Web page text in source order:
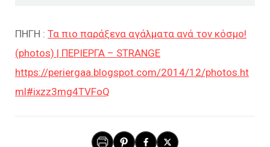
ΠΗΓΗ : Τα πιο παράξενα αγάλματα ανά τον κόσμο!
(photos) | ΠΕΡΙΕΡΓΑ – STRANGE
https://periergaa.blogspot.com/2014/12/photos.ht
ml#ixzz3mg4TVFoQ